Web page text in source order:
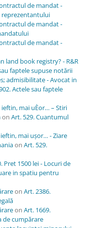
de mandat -
reprezentantului
de mandat -
de mandat -
land book registry? - R&R
faptele supuse notării
admisibilitate - Avocat in
Actele sau faptele
mai uÈor… – Stiri
on Art. 529. Cuantumul
mai ușor… - Ziare
on Art. 529.
Pret 1500 lei - Locuri de
in spatiu pentru
on Art. 2386.
on Art. 1669.
de cumpărare